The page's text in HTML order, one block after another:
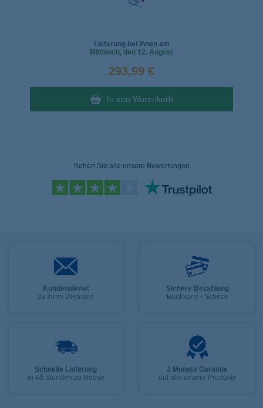
Lieferung bei Ihnen am
Mittwoch, den 12. August
293,99 €
In den Warenkorb
Sehen Sie alle unsere Bewertungen
Kundendienst
zu Ihren Diensten
Sichere Bezahlung
Bankkarte / Scheck
Schnelle Lieferung
in 48 Stunden zu Hause
3 Monate Garantie
auf alle unsere Produkte